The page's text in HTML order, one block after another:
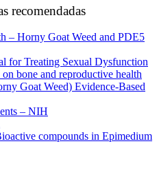
recomendadas
– Horny Goat Weed and PDE5
for Treating Sexual Dysfunction
bone and reproductive health
Goat Weed) Evidence-Based
– NIH
compounds in Epimedium